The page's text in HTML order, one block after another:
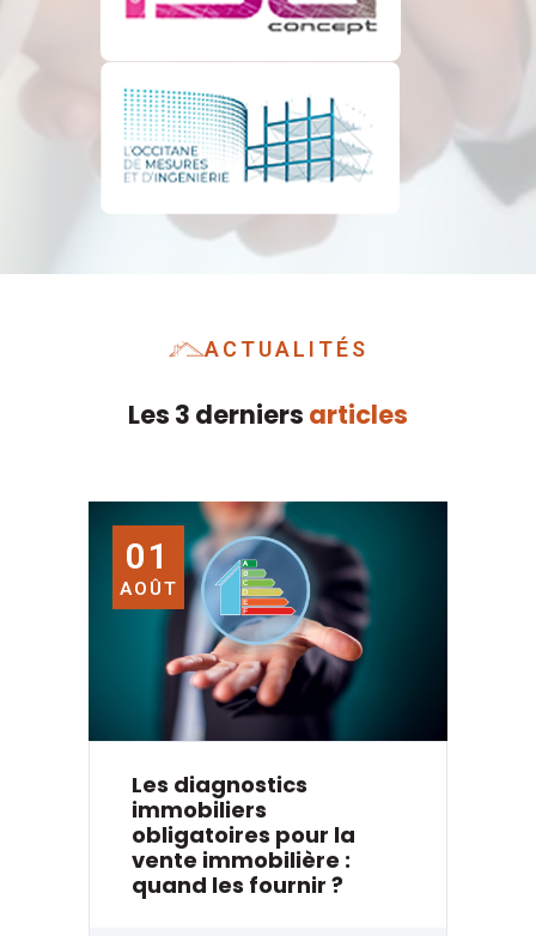
ACTUALITÉS
Les 3 derniers articles
01
AOÛT
Les diagnostics
immobiliers
obligatoires pour la
vente immobilière :
quand les fournir ?